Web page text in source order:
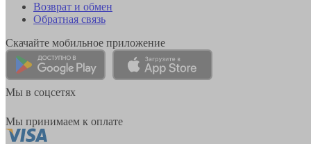
Возврат и обмен
Обратная связь
Скачайте мобильное приложение
Мы в соцсетях
Мы принимаем к оплате